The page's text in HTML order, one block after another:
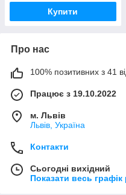
Купити
Про нас
100% позитивних з 41
Працює з 19.10.2022
м. Львів
Львів, Україна
Контакти
Сьогодні вихідний
Показати весь графік